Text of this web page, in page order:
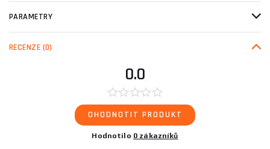
PARAMETRY
RECENZE (0)
0.0
OHODNOTIT PRODUKT
Hodnotilo 0 zákazníků